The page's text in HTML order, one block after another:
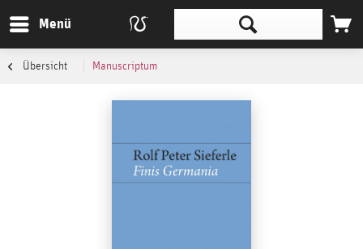
Menü
Übersicht Manuscriptum